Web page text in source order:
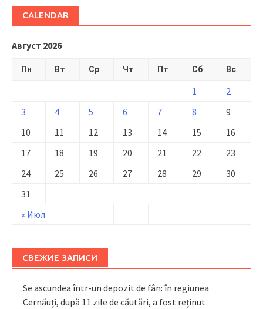
CALENDAR
Август 2026
Пн Вт Ср Чт Пт Сб Вс
« Июл
1
2
3
4 5 6 7 8
9
10
11 12 13 14 15
16
17
18 19 20 21 22
23
24
25 26 27 28 29
30
31
СВЕЖИЕ ЗАПИСИ
Se ascundea într-un depozit de fân: în regiunea
Cernăuți, după 11 zile de căutări, a fost reținut